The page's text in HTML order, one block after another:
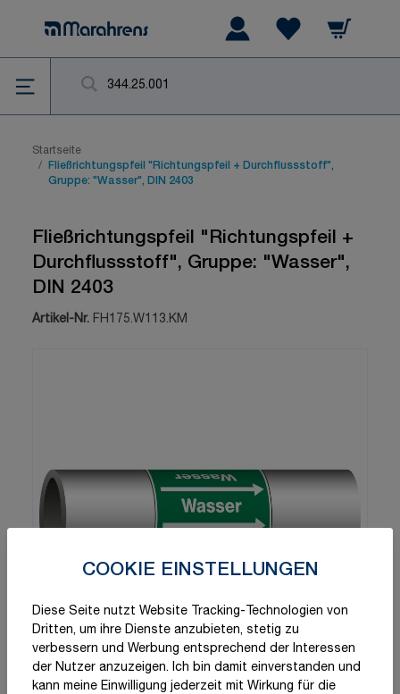
COOKIE EINSTELLUNGEN
Diese Seite nutzt Website Tracking-Technologien von
Dritten, um ihre Dienste anzubieten, stetig zu
verbessern und Werbung entsprechend der Interessen
der Nutzer anzuzeigen. Ich bin damit einverstanden und
kann meine Einwilligung jederzeit mit Wirkung für die
Warenkorb
Startseite
/
Fließrichtungspfeil "Richtungspfeil + Durchflussstoff",
Gruppe: "Wasser", DIN 2403
Fließrichtungspfeil "Richtungspfeil +
Durchflussstoff", Gruppe: "Wasser",
DIN 2403
Artikel-Nr. FH175.W113.KM